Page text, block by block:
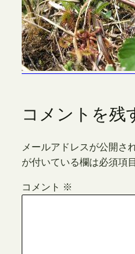
コメントを残
メールアドレスが公開さ
が付いている欄は必須項
コメント ※